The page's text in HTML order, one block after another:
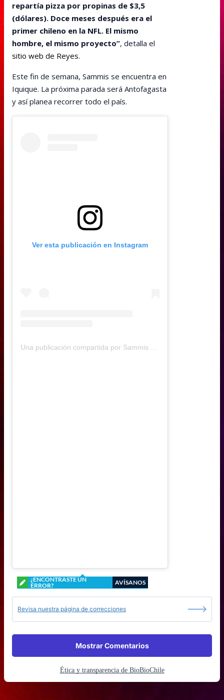
repartía pizza por propinas de $3,5
(dólares). Doce meses después era el
primer chileno en la NFL. El mismo
hombre, el mismo proyecto”, detalla el
sitio web de Reyes.
Este fin de semana, Sammis se encuentra en
Iquique. La próxima parada será Antofagasta
y así planea recorrer todo el país.
Ver esta publicación en Instagram
Una publicación compartida por Sammis Reyes (@sammisreyes)
¿ENCONTRASTE UN
ERROR?
AVÍSANOS
Revisa nuestra página de correcciones
Mostrar Comentarios
Ética y transparencia de BioBioChile